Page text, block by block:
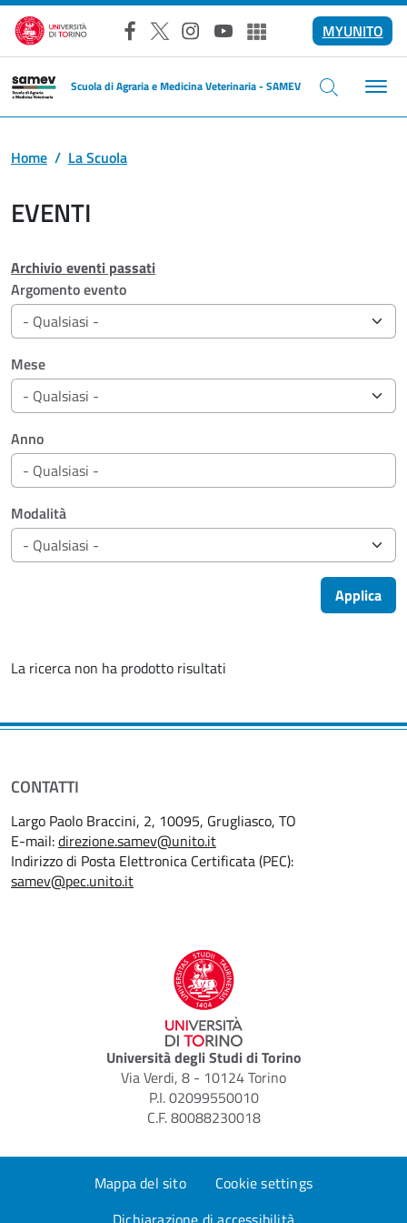
Salta al contenuto principale
Facebook
X Instagram
YouTubeAltri social
MYUNITO
Scuola di Agraria e Medicina Veterinaria - SAMEV
Home La Scuola
EVENTI
Archivio eventi passati
Filtri di ricerca
Argomento evento
Mese
Anno
Modalità
Applica
La ricerca non ha prodotto risultati
CONTATTI
Largo Paolo Braccini, 2, 10095, Grugliasco, TO
E-mail:direzione.samev@unito.it
Indirizzo di Posta Elettronica Certificata (PEC):
samev@pec.unito.it
Università degli Studi di Torino
Via Verdi, 8 - 10124 Torino
P.I. 02099550010
C.F. 80088230018
Mappa del sito
Cookie settings